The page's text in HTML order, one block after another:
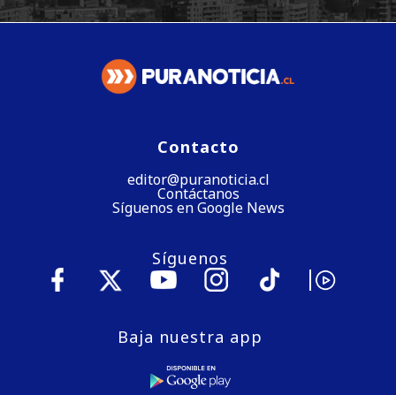
Contacto
editor@puranoticia.cl
Contáctanos
Síguenos en Google News
Síguenos
Baja nuestra app